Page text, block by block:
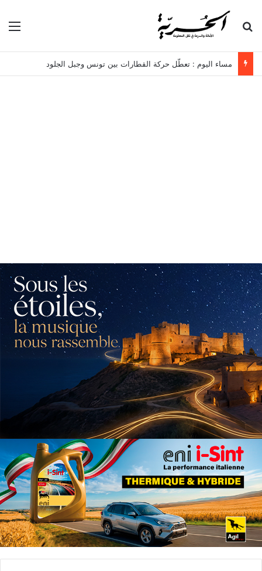
بحث عن
مساء اليوم : تعطّل حركة القطارات بين تونس وجبل الجلود